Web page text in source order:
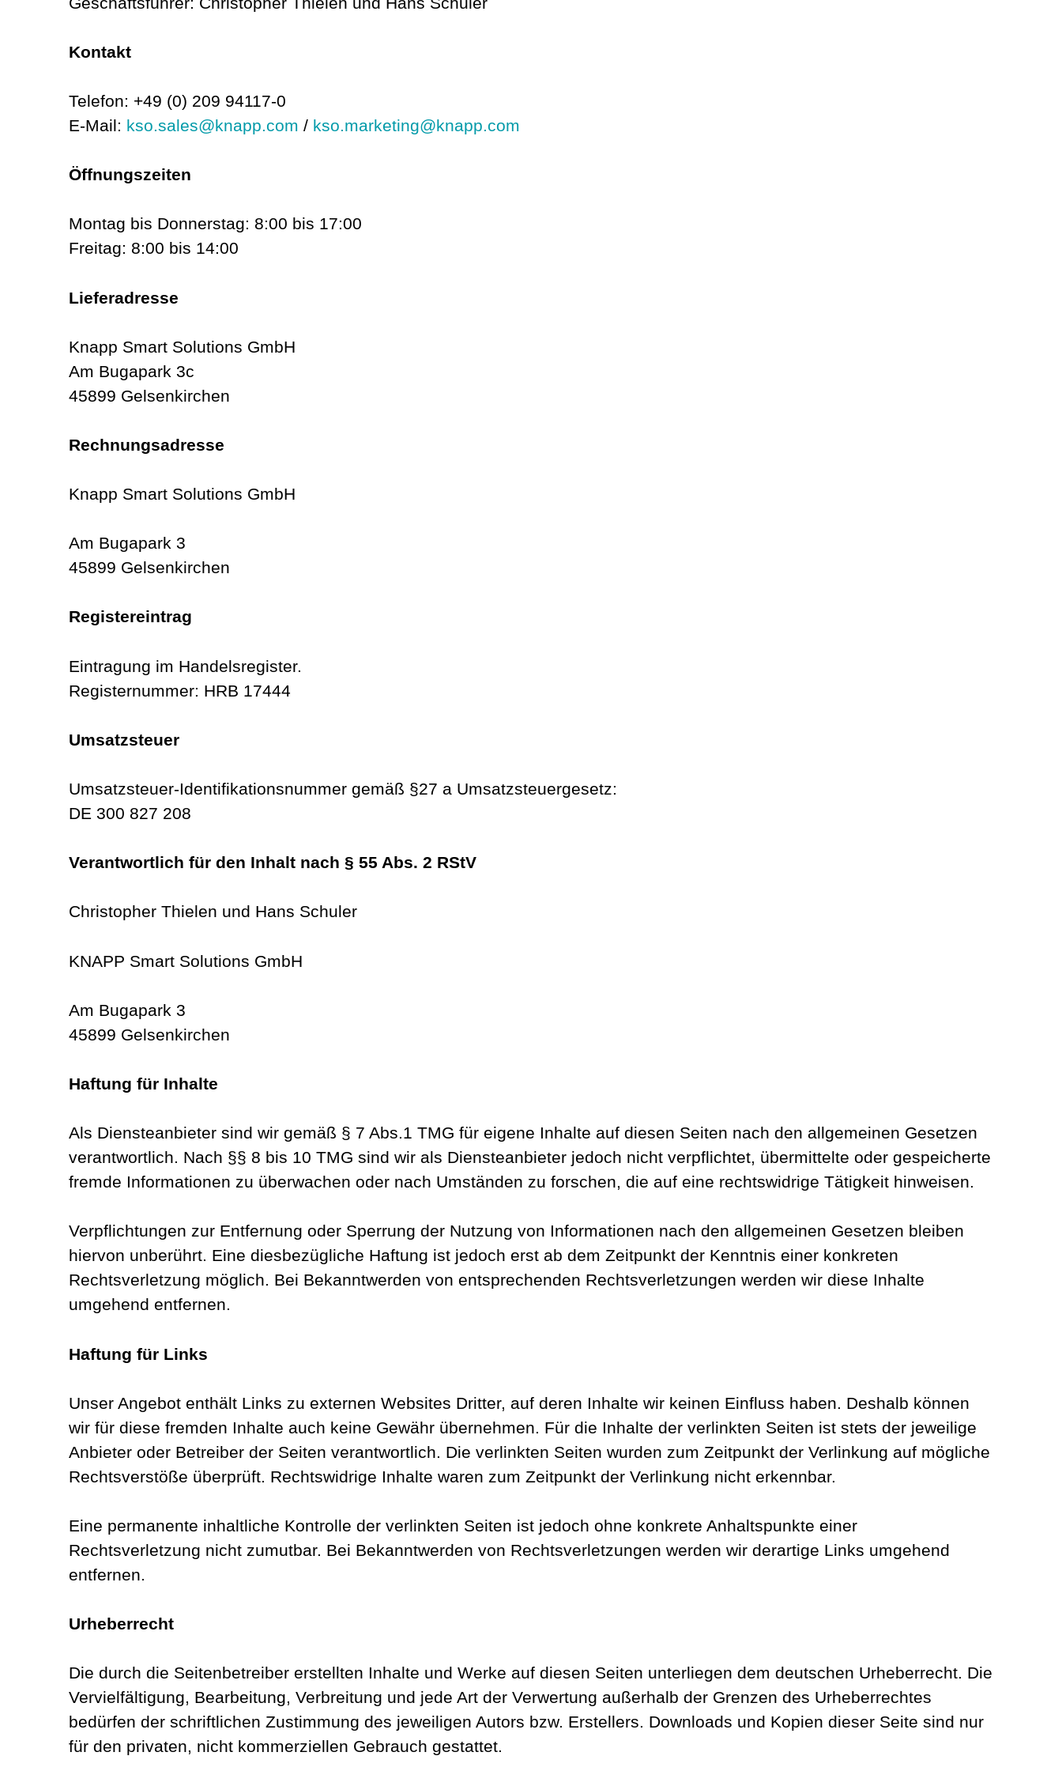
Kontakt
Telefon: +49 (0) 209 94117-0
E-Mail: kso.sales@knapp.com / kso.marketing@knapp.com
Öffnungszeiten
Montag bis Donnerstag: 8:00 bis 17:00
Freitag: 8:00 bis 14:00
Lieferadresse
Knapp Smart Solutions GmbH
Am Bugapark 3c
45899 Gelsenkirchen
Rechnungsadresse
Knapp Smart Solutions GmbH
Am Bugapark 3
45899 Gelsenkirchen
Registereintrag
Eintragung im Handelsregister.
Registernummer: HRB 17444
Umsatzsteuer
Umsatzsteuer-Identifikationsnummer gemäß §27 a Umsatzsteuergesetz:
DE 300 827 208
Verantwortlich für den Inhalt nach § 55 Abs. 2 RStV
Christopher Thielen und Hans Schuler
KNAPP Smart Solutions GmbH
Am Bugapark 3
45899 Gelsenkirchen
Haftung für Inhalte
Als Diensteanbieter sind wir gemäß § 7 Abs.1 TMG für eigene Inhalte auf diesen Seiten nach den allgemeinen Gesetzen
verantwortlich. Nach §§ 8 bis 10 TMG sind wir als Diensteanbieter jedoch nicht verpflichtet, übermittelte oder gespeicherte
fremde Informationen zu überwachen oder nach Umständen zu forschen, die auf eine rechtswidrige Tätigkeit hinweisen.
Verpflichtungen zur Entfernung oder Sperrung der Nutzung von Informationen nach den allgemeinen Gesetzen bleiben
hiervon unberührt. Eine diesbezügliche Haftung ist jedoch erst ab dem Zeitpunkt der Kenntnis einer konkreten
Rechtsverletzung möglich. Bei Bekanntwerden von entsprechenden Rechtsverletzungen werden wir diese Inhalte
umgehend entfernen.
Haftung für Links
Unser Angebot enthält Links zu externen Websites Dritter, auf deren Inhalte wir keinen Einfluss haben. Deshalb können
wir für diese fremden Inhalte auch keine Gewähr übernehmen. Für die Inhalte der verlinkten Seiten ist stets der jeweilige
Anbieter oder Betreiber der Seiten verantwortlich. Die verlinkten Seiten wurden zum Zeitpunkt der Verlinkung auf mögliche
Rechtsverstöße überprüft. Rechtswidrige Inhalte waren zum Zeitpunkt der Verlinkung nicht erkennbar.
Eine permanente inhaltliche Kontrolle der verlinkten Seiten ist jedoch ohne konkrete Anhaltspunkte einer
Rechtsverletzung nicht zumutbar. Bei Bekanntwerden von Rechtsverletzungen werden wir derartige Links umgehend
entfernen.
Urheberrecht
Die durch die Seitenbetreiber erstellten Inhalte und Werke auf diesen Seiten unterliegen dem deutschen Urheberrecht. Die
Vervielfältigung, Bearbeitung, Verbreitung und jede Art der Verwertung außerhalb der Grenzen des Urheberrechtes
bedürfen der schriftlichen Zustimmung des jeweiligen Autors bzw. Erstellers. Downloads und Kopien dieser Seite sind nur
für den privaten, nicht kommerziellen Gebrauch gestattet.